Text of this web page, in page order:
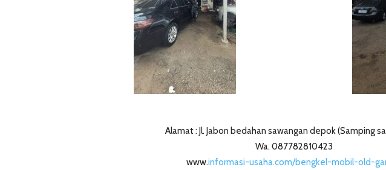
Alamat : Jl. Jabon bedahan sawangan depok (Samping
Wa. 087782810423
www.informasi-usaha.com/bengkel-mobil-old-